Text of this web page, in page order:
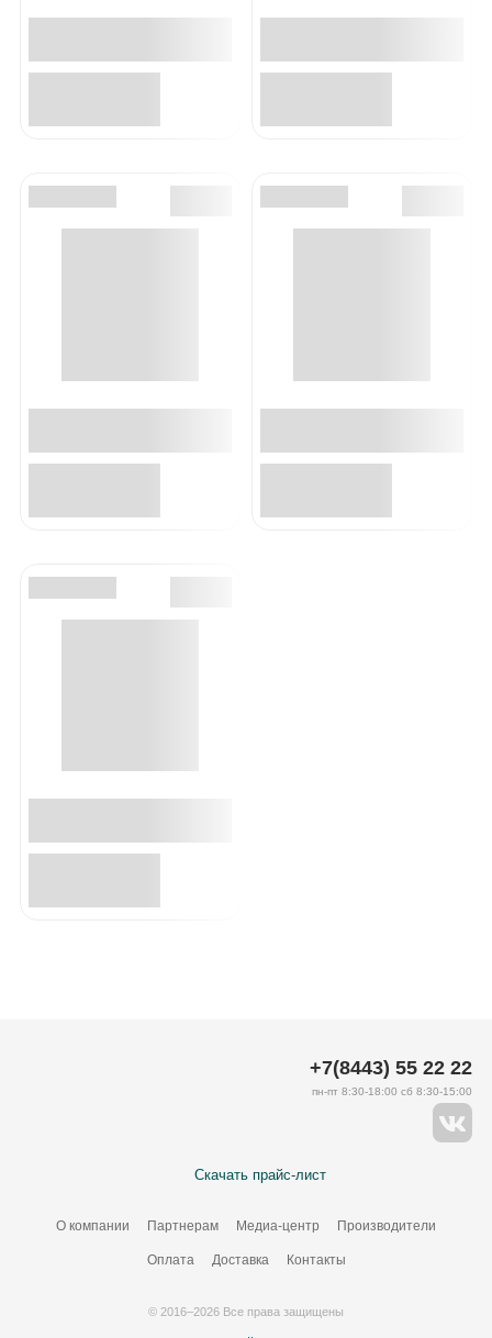
Скачать прайс-лист
О компании Партнерам Медиа-центр Производители
Оплата Доставка Контакты
+7(8443) 55 22 22
пн-пт 8:30-18:00 сб 8:30-15:00
© 2016–2026 Все права защищены